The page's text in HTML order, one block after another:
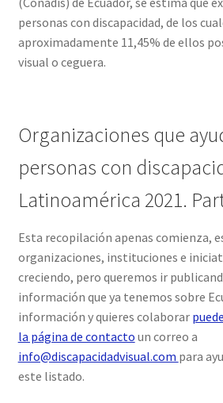
personas con discapacidad, de los
aproximadamente 11,45% de ellos
visual o ceguera.
Organizaciones que
personas con
Latinoamérica 2021.
Esta recopilación apenas comienza,
organizaciones, instituciones e
creciendo, pero queremos ir
información que ya tenemos sobre
información y quieres colaborar
la página de contacto un correo a
info@discapacidadvisual.com para
este listado.